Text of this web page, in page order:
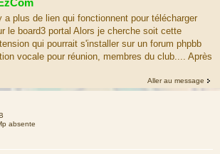
a plus de lien qui fonctionnent pour télécharger
le board3 portal Alors je cherche soit cette
qui pourrait s'installer sur un forum phpbb
vocale pour réunion, membres du club.... Après
Aller au message
absente